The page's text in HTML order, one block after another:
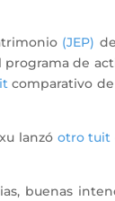
(JEP)
programa de
comparativo
lanzó otro tuit
buenas